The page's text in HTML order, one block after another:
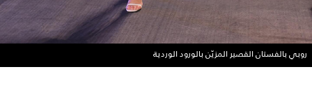
روبي بالفستان القصير المزيّن بالورود الوردية